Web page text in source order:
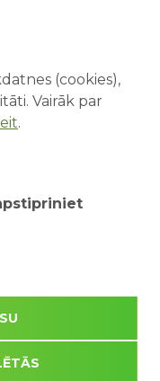
bet pieaugušie
vecākiem un
dienu?
(cookies),
Vairāk par
.